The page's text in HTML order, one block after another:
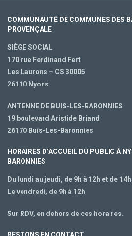
COMMUNAUTÉ DE COMMUNES DES
PROVENÇALE
SIÈGE SOCIAL
170 rue Ferdinand Fert
Les Laurons – CS 30005
26110 Nyons
ANTENNE DE BUIS-LES-BARONNIES
19 boulevard Aristide Briand
26170 Buis-Les-Baronnies
HORAIRES D’ACCUEIL DU PUBLIC À
BARONNIES
Du lundi au jeudi, de 9h à 12h et de 14h
Le vendredi, de 9h à 12h
Sur RDV, en dehors de ces horaires.